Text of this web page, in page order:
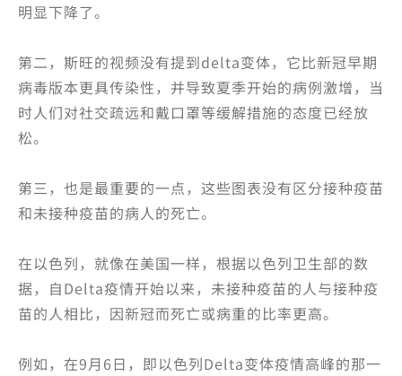
明显下降了。
第二，斯旺的视频没有提到delta变体，它比新冠早期
病毒版本更具传染性，并导致夏季开始的病例激增，当
时人们对社交疏远和戴口罩等缓解措施的态度已经放
松。
第三，也是最重要的一点，这些图表没有区分接种疫苗
和未接种疫苗的病人的死亡。
在以色列，就像在美国一样，根据以色列卫生部的数
据，自Delta疫情开始以来，未接种疫苗的人与接种疫
苗的人相比，因新冠而死亡或病重的比率更高。
例如，在9月6日，即以色列Delta变体疫情高峰的那一